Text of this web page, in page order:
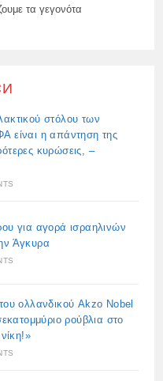
τα γεγονότα
στόλου των
είναι η απάντηση της
κυρώσεις, –
για αγορά ισραηλινών
Άγκυρα
ολλανδικού Akzo Nobel
ρούβλια στο